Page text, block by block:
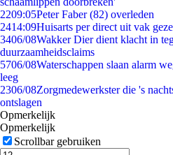
2209:05Peter Faber (82) overleden
2414:09Huisarts per direct uit vak
3406/08Wakker Dier dient klacht in
duurzaamheidsclaims
5706/08Waterschappen slaan alarm
leeg
2306/08Zorgmedewerkster die 's
ontslagen
Opmerkelijk
Opmerkelijk
Scrollbar gebruiken